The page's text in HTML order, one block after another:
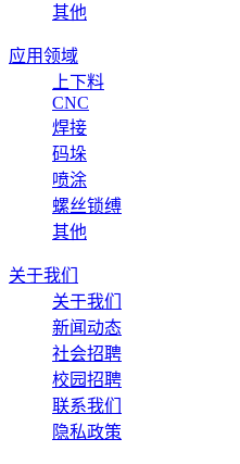
其他
应用领域
上下料
CNC
焊接
码垛
喷涂
螺丝锁缚
其他
关于我们
关于我们
新闻动态
社会招聘
校园招聘
联系我们
隐私政策